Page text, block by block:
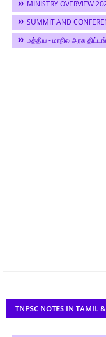
MINISTRY OVERVIEW
SUMMIT AND
மத்திய - மாநில அரசு
TNPSC NOTES IN TAMIL